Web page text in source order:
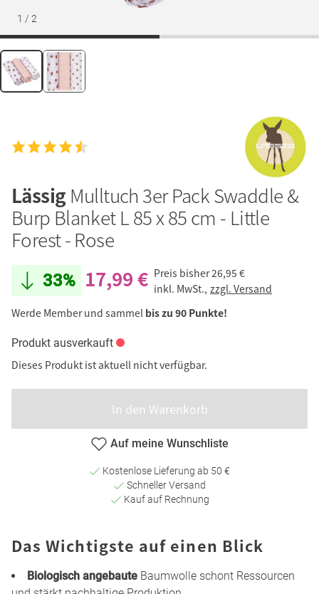
1 / 2
Lässig Mulltuch 3er Pack Swaddle &
Burp Blanket L 85 x 85 cm - Little
Forest - Rose
33% 17,99 € Preis bisher26,95 €
inkl. MwSt., zzgl. Versand
Werde Member und sammel bis zu 90 Punkte!
Produkt ausverkauft
Dieses Produkt ist aktuell nicht verfügbar.
In den Warenkorb
Auf meine Wunschliste
Kostenlose Lieferung ab 50 €
Schneller Versand
Kauf auf Rechnung
Das Wichtigste auf einen Blick
Biologisch angebaute Baumwolle schont Ressourcen